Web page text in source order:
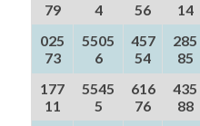
79
4
56
14
025
73
5505
6
457
54
285
85
177
11
5545
5
616
76
435
88